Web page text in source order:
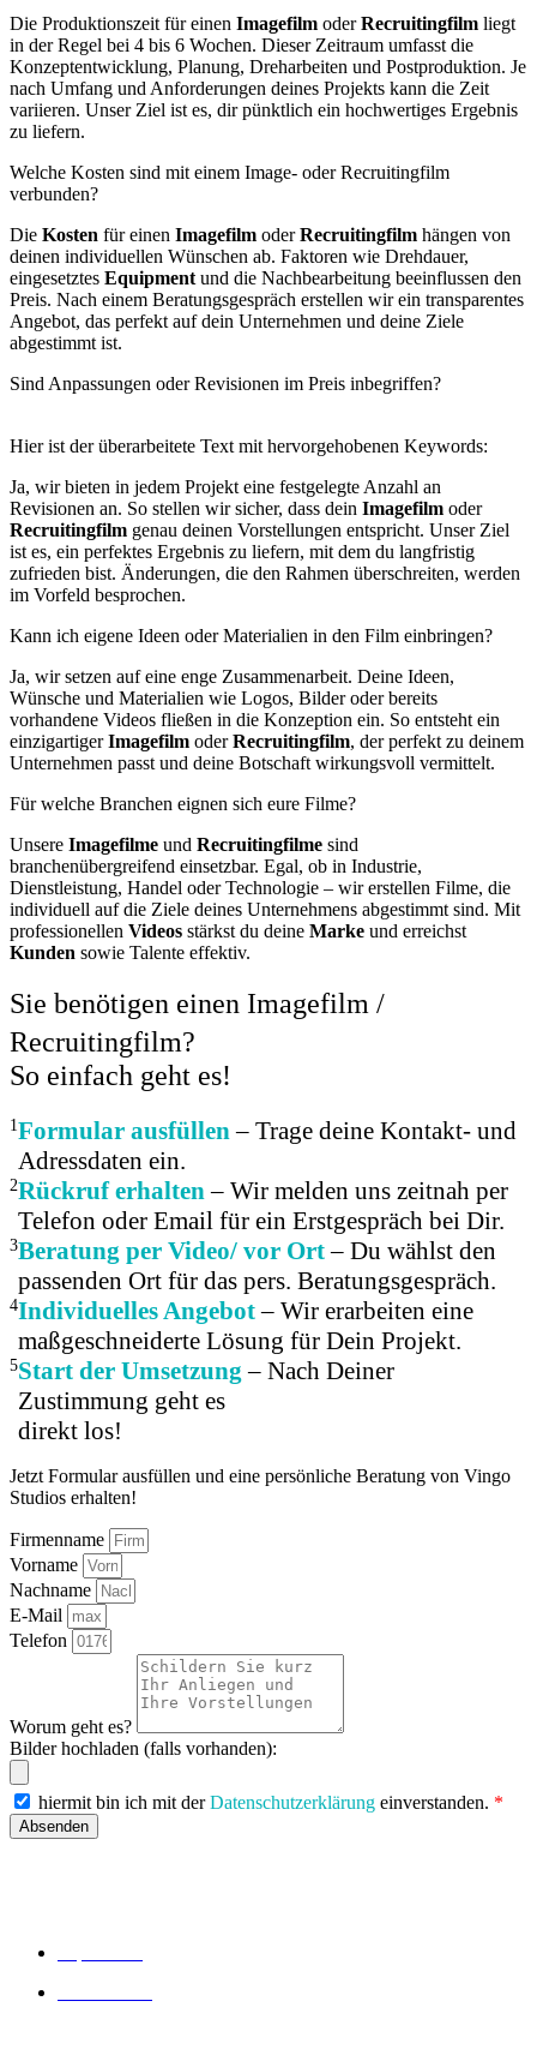
Die Produktionszeit für einen Imagefilm oderRecruitingfilm liegt
in der Regel bei 4 bis 6 Wochen. Dieser Zeitraum umfasst die
Konzeptentwicklung, Planung, Dreharbeiten und Postproduktion. Je
nach Umfang und Anforderungen deines Projekts kann die Zeit
variieren. Unser Ziel ist es, dir pünktlich ein hochwertiges Ergebnis
zu liefern.
Welche Kosten sind mit einem Image- oder Recruitingfilm
verbunden?
Die Kosten für einen Imagefilm oderRecruitingfilm hängen von
deinen individuellen Wünschen ab. Faktoren wie Drehdauer,
eingesetztes Equipment und die Nachbearbeitung beeinflussen den
Preis. Nach einem Beratungsgespräch erstellen wir ein transparentes
Angebot, das perfekt auf dein Unternehmen und deine Ziele
abgestimmt ist.
Sind Anpassungen oder Revisionen im Preis inbegriffen?
Hier ist der überarbeitete Text mit hervorgehobenen Keywords:
Ja, wir bieten in jedem Projekt eine festgelegte Anzahl an
Revisionen an. So stellen wir sicher, dass dein Imagefilm oder
Recruitingfilm genau deinen Vorstellungen entspricht. Unser Ziel
ist es, ein perfektes Ergebnis zu liefern, mit dem du langfristig
zufrieden bist. Änderungen, die den Rahmen überschreiten, werden
im Vorfeld besprochen.
Kann ich eigene Ideen oder Materialien in den Film einbringen?
Ja, wir setzen auf eine enge Zusammenarbeit. Deine Ideen,
Wünsche und Materialien wie Logos, Bilder oder bereits
vorhandene Videos fließen in die Konzeption ein. So entsteht ein
einzigartigerImagefilm oderRecruitingfilm, der perfekt zu deinem
Unternehmen passt und deine Botschaft wirkungsvoll vermittelt.
Für welche Branchen eignen sich eure Filme?
Unsere Imagefilme und Recruitingfilme sind
branchenübergreifend einsetzbar. Egal, ob in Industrie,
Dienstleistung, Handel oder Technologie – wir erstellen Filme, die
individuell auf die Ziele deines Unternehmens abgestimmt sind. Mit
professionellen Videos stärkst du deine Marke und erreichst
Kunden sowie Talente effektiv.
Sie benötigen einen Imagefilm /
Recruitingfilm?
So einfach geht es!
Formular ausfüllen– Trage deine Kontakt- und
Adressdaten ein.
1
Rückruf erhalten– Wir melden uns zeitnah per
Telefon oder Email für ein Erstgespräch bei Dir.
2
Beratung per Video/ vor Ort– Du wählst den
passenden Ort für das pers. Beratungsgespräch.
3
Individuelles Angebot– Wir erarbeiten eine
maßgeschneiderte Lösung für Dein Projekt.
4
Start der Umsetzung – Nach Deiner
Zustimmung geht es
direkt los!
5
Jetzt Formular ausfüllen und eine persönliche Beratung von Vingo
Studios erhalten!
Firmenname
Vorname
Nachname
E-Mail
Telefon
Worum geht es?
Bilder hochladen (falls vorhanden):
hiermit bin ich mit derDatenschutzerklärung einverstanden. *
Absenden